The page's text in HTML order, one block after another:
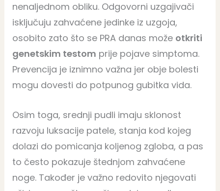
nenaljednom obliku. Odgovorni uzgajivači
isključuju zahvaćene jedinke iz uzgoja,
osobito zato što se PRA danas može otkriti
genetskim testom prije pojave simptoma.
Prevencija je iznimno važna jer obje bolesti
mogu dovesti do potpunog gubitka vida.
Osim toga, srednji pudli imaju sklonost
razvoju luksacije patele, stanja kod kojeg
dolazi do pomicanja koljenog zgloba, a pas
to često pokazuje štednjom zahvaćene
noge. Također je važno redovito njegovati